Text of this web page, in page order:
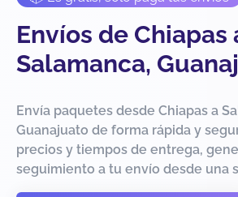
Envíos de Chiapas
Salamanca,
Envía paquetes desde Chiapas a
Guanajuato de forma rápida y
precios y tiempos de entrega,
seguimiento a tu envío desde una